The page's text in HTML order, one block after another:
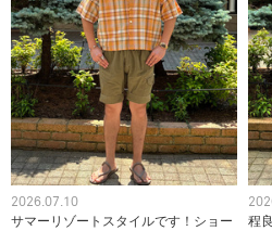
2026.07.10
サマーリゾートスタイルです！ショー
程